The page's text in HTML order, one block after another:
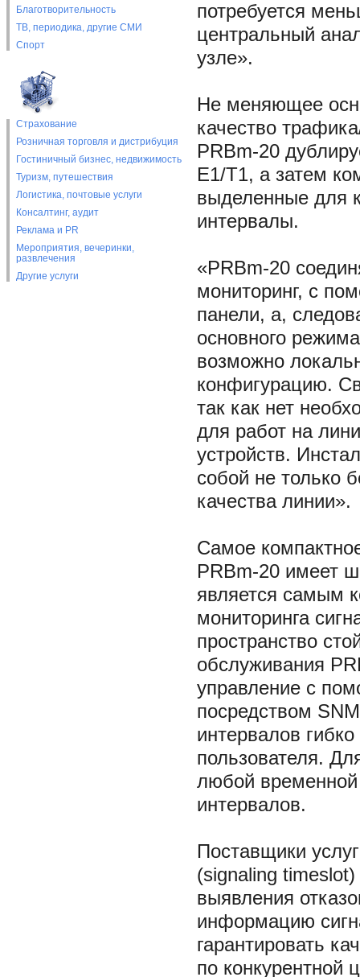
Благотворительность
ТВ, периодика, другие СМИ
Спорт
Страхование
Розничная торговля и дистрибуция
Гостиничный бизнес, недвижимость
Туризм, путешествия
Логистика, почтовые услуги
Консалтинг, аудит
Реклама и PR
Мероприятия, вечеринки,
развлечения
Другие услуги
потребуется
центральный
узле».
Не меняющее
качество
PRBm-20
E1/T1, а затем
выделенные для
интервалы.
«PRBm-20
мониторинг, с
панели, а,
основного
возможно
конфигурацию.
так как нет
для работ на
устройств.
собой не только
качества линии».
Самое
PRBm-20 имеет
является самым
мониторинга
пространство
обслуживания
управление с
посредством
интервалов
пользователя.
любой временной
интервалов.
Поставщики
(signaling
выявления
информацию
гарантировать
по конкурентной